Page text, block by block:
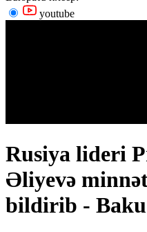
youtube
Rusiya lideri
Əliyevə
bildirib -